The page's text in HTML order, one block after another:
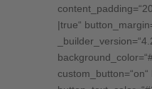
|true“